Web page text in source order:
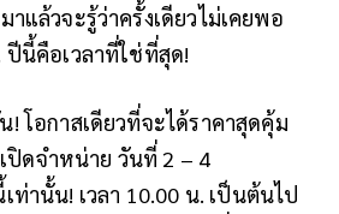
าแล้วจะรู้ว่าครั้งเดียวไม่เคยพอ
ปีนี้คือเวลาที่ใช่ที่สุด!
โอกาสเดียวที่จะได้ราคาสุดคุ้ม
ปิดจำหน่าย วันที่ 2 – 4
ท่านั้น! เวลา 10.00 น. เป็นต้นไป